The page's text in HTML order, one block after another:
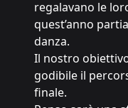
regalavano le
quest’anno
danza.
Il nostro
godibile il
finale.